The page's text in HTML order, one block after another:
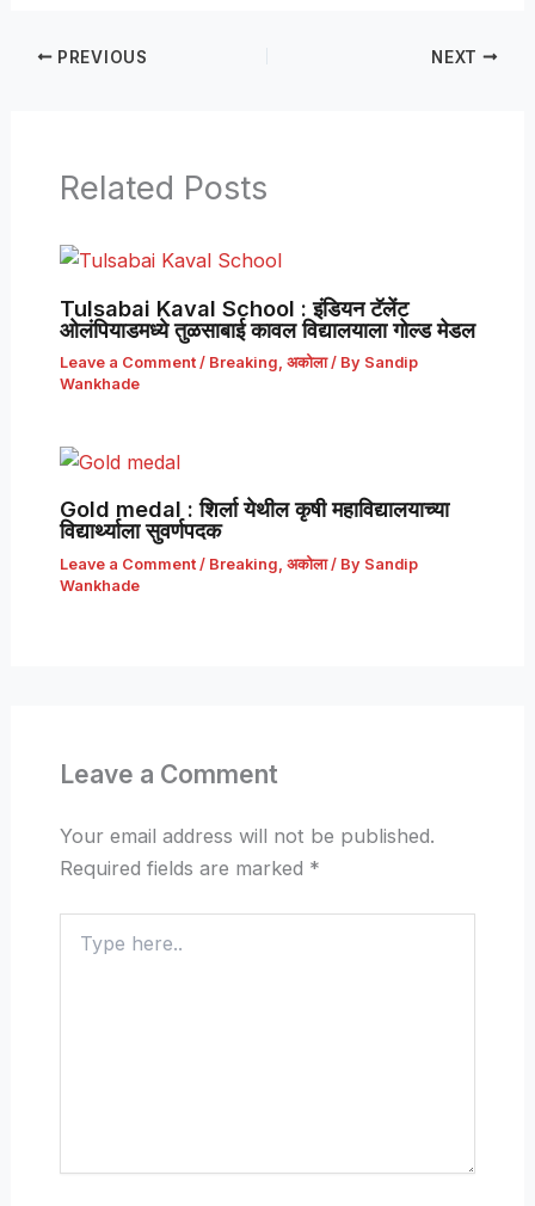
PREVIOUS NEXT
Related Posts
Tulsabai Kaval School : इंडियन टॅलेंट
ओलंपियाडमध्ये तुळसाबाई कावल विद्यालयाला गोल्ड मेडल
Leave a Comment / Breaking, अकोला/ By Sandip
Wankhade
Gold medal : शिर्ला येथील कृषी महाविद्यालयाच्या
विद्यार्थ्याला सुवर्णपदक
Leave a Comment / Breaking, अकोला/ By Sandip
Wankhade
Leave a Comment
Your email address will not be published.
Required fields are marked *
here..